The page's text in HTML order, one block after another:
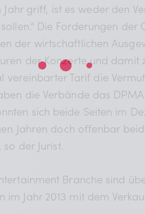
griff, ist es weder den
Die Forderungen
der wirtschaftlichen
der Konzerte und
vereinbarter Tarif die
die Verbände das
sich beide Seiten im
Jahren doch offenbar
der Jurist.
Branche sind
Jahr 2013 mit dem